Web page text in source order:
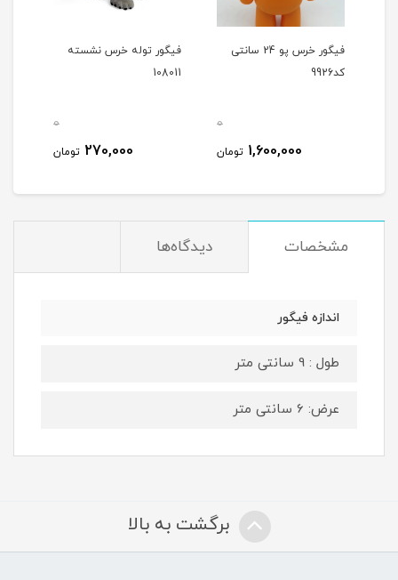
فیگور خرس پو 24 سانتی
کد9926
0
1,600,000 تومان
فیگور توله خرس نشسته
108011
0
270,000 تومان
مشخصات دیدگاه‌ها
اندازه فیگور
طول : 9 سانتی متر
عرض: 6 سانتی متر
برگشت به بالا